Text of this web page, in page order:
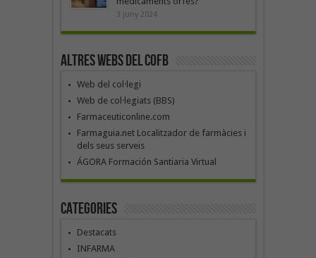
3 juny 2024
Altres webs del COFB
Web del col·legi
Web de col·legiats (BBS)
Farmaceuticonline.com
Farmaguia.net Localitzador de farmàcies i
dels seus serveis
ÁGORA Formación Santiaria Virtual
Categories
Destacats
INFARMA